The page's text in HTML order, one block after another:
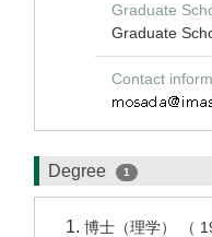
Graduate
Graduate
Contact
Degree 1
博士（理学） （